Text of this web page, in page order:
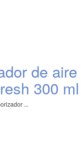
de aire
300 ml
...